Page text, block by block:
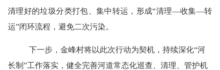
清理好的垃圾分类打包、集中转运，形成“清理—收集—转
运”闭环流程，避免二次污染。
下一步，金峰村将以此次行动为契机，持续深化“河
长制”工作落实，健全完善河道常态化巡查、清理、管护机